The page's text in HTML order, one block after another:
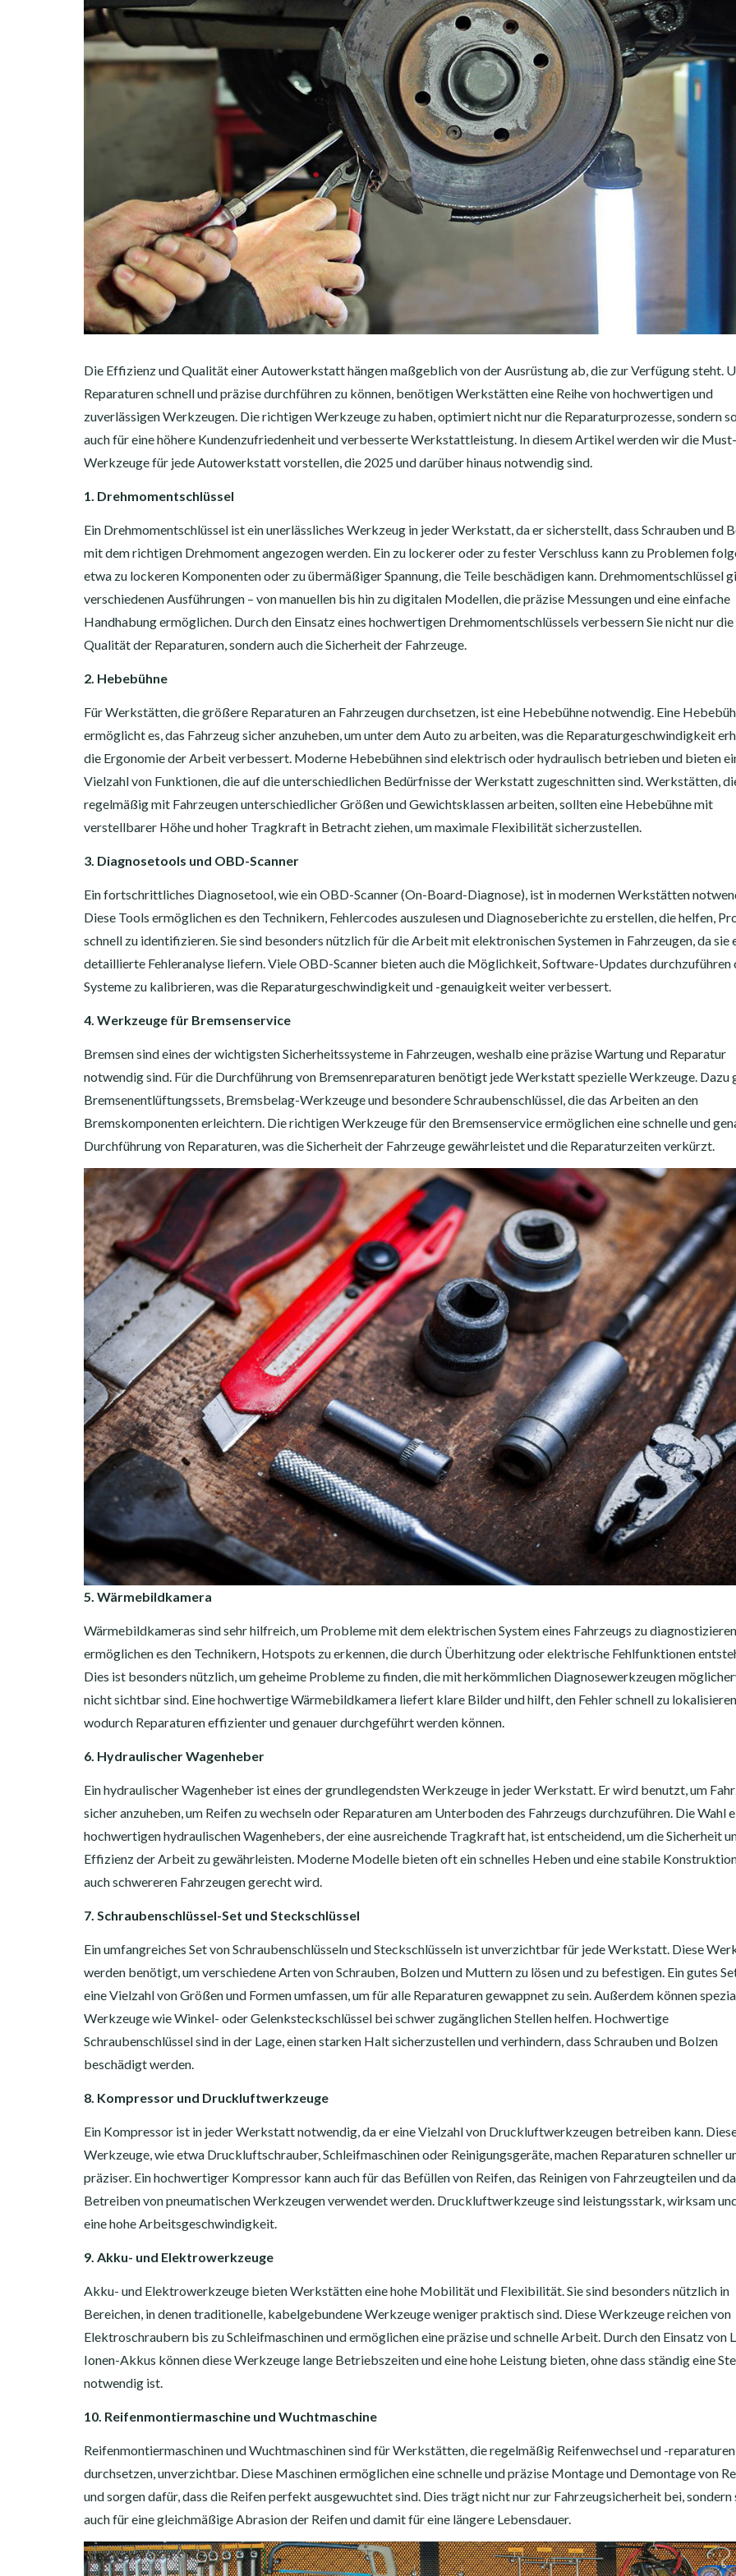
Die Effizienz und Qualität einer Autowerkstatt hängen maßgeblich von der Ausrüstung ab, die zur Verfügung steht.
Reparaturen schnell und präzise durchführen zu können, benötigen Werkstätten eine Reihe von hochwertigen und
zuverlässigen Werkzeugen. Die richtigen Werkzeuge zu haben, optimiert nicht nur die Reparaturprozesse, sondern
auch für eine höhere Kundenzufriedenheit und verbesserte Werkstattleistung. In diesem Artikel werden wir die
Werkzeuge für jede Autowerkstatt vorstellen, die 2025 und darüber hinaus notwendig sind.
1. Drehmomentschlüssel
Ein Drehmomentschlüssel ist ein unerlässliches Werkzeug in jeder Werkstatt, da er sicherstellt, dass Schrauben und
mit dem richtigen Drehmoment angezogen werden. Ein zu lockerer oder zu fester Verschluss kann zu Problemen
etwa zu lockeren Komponenten oder zu übermäßiger Spannung, die Teile beschädigen kann. Drehmomentschlüssel
verschiedenen Ausführungen – von manuellen bis hin zu digitalen Modellen, die präzise Messungen und eine einfache
Handhabung ermöglichen. Durch den Einsatz eines hochwertigen Drehmomentschlüssels verbessern Sie nicht nur die
Qualität der Reparaturen, sondern auch die Sicherheit der Fahrzeuge.
2. Hebebühne
Für Werkstätten, die größere Reparaturen an Fahrzeugen durchsetzen, ist eine Hebebühne notwendig. Eine
ermöglicht es, das Fahrzeug sicher anzuheben, um unter dem Auto zu arbeiten, was die Reparaturgeschwindigkeit
die Ergonomie der Arbeit verbessert. Moderne Hebebühnen sind elektrisch oder hydraulisch betrieben und bieten
Vielzahl von Funktionen, die auf die unterschiedlichen Bedürfnisse der Werkstatt zugeschnitten sind. Werkstätten,
regelmäßig mit Fahrzeugen unterschiedlicher Größen und Gewichtsklassen arbeiten, sollten eine Hebebühne mit
verstellbarer Höhe und hoher Tragkraft in Betracht ziehen, um maximale Flexibilität sicherzustellen.
3. Diagnosetools und OBD-Scanner
Ein fortschrittliches Diagnosetool, wie ein OBD-Scanner (On-Board-Diagnose), ist in modernen Werkstätten
Diese Tools ermöglichen es den Technikern, Fehlercodes auszulesen und Diagnoseberichte zu erstellen, die helfen,
schnell zu identifizieren. Sie sind besonders nützlich für die Arbeit mit elektronischen Systemen in Fahrzeugen, da sie
detaillierte Fehleranalyse liefern. Viele OBD-Scanner bieten auch die Möglichkeit, Software-Updates durchzuführen
Systeme zu kalibrieren, was die Reparaturgeschwindigkeit und -genauigkeit weiter verbessert.
4. Werkzeuge für Bremsenservice
Bremsen sind eines der wichtigsten Sicherheitssysteme in Fahrzeugen, weshalb eine präzise Wartung und Reparatur
notwendig sind. Für die Durchführung von Bremsenreparaturen benötigt jede Werkstatt spezielle Werkzeuge. Dazu
Bremsenentlüftungssets, Bremsbelag-Werkzeuge und besondere Schraubenschlüssel, die das Arbeiten an den
Bremskomponenten erleichtern. Die richtigen Werkzeuge für den Bremsenservice ermöglichen eine schnelle und
Durchführung von Reparaturen, was die Sicherheit der Fahrzeuge gewährleistet und die Reparaturzeiten verkürzt.
5. Wärmebildkamera
Wärmebildkameras sind sehr hilfreich, um Probleme mit dem elektrischen System eines Fahrzeugs zu
ermöglichen es den Technikern, Hotspots zu erkennen, die durch Überhitzung oder elektrische Fehlfunktionen
Dies ist besonders nützlich, um geheime Probleme zu finden, die mit herkömmlichen Diagnosewerkzeugen
nicht sichtbar sind. Eine hochwertige Wärmebildkamera liefert klare Bilder und hilft, den Fehler schnell zu
wodurch Reparaturen effizienter und genauer durchgeführt werden können.
6. Hydraulischer Wagenheber
Ein hydraulischer Wagenheber ist eines der grundlegendsten Werkzeuge in jeder Werkstatt. Er wird benutzt, um
sicher anzuheben, um Reifen zu wechseln oder Reparaturen am Unterboden des Fahrzeugs durchzuführen. Die Wahl
hochwertigen hydraulischen Wagenhebers, der eine ausreichende Tragkraft hat, ist entscheidend, um die Sicherheit
Effizienz der Arbeit zu gewährleisten. Moderne Modelle bieten oft ein schnelles Heben und eine stabile
auch schwereren Fahrzeugen gerecht wird.
7. Schraubenschlüssel-Set und Steckschlüssel
Ein umfangreiches Set von Schraubenschlüsseln und Steckschlüsseln ist unverzichtbar für jede Werkstatt. Diese
werden benötigt, um verschiedene Arten von Schrauben, Bolzen und Muttern zu lösen und zu befestigen. Ein gutes
eine Vielzahl von Größen und Formen umfassen, um für alle Reparaturen gewappnet zu sein. Außerdem können
Werkzeuge wie Winkel- oder Gelenksteckschlüssel bei schwer zugänglichen Stellen helfen. Hochwertige
Schraubenschlüssel sind in der Lage, einen starken Halt sicherzustellen und verhindern, dass Schrauben und Bolzen
beschädigt werden.
8. Kompressor und Druckluftwerkzeuge
Ein Kompressor ist in jeder Werkstatt notwendig, da er eine Vielzahl von Druckluftwerkzeugen betreiben kann.
Werkzeuge, wie etwa Druckluftschrauber, Schleifmaschinen oder Reinigungsgeräte, machen Reparaturen schneller
präziser. Ein hochwertiger Kompressor kann auch für das Befüllen von Reifen, das Reinigen von Fahrzeugteilen und
Betreiben von pneumatischen Werkzeugen verwendet werden. Druckluftwerkzeuge sind leistungsstark, wirksam
eine hohe Arbeitsgeschwindigkeit.
9. Akku- und Elektrowerkzeuge
Akku- und Elektrowerkzeuge bieten Werkstätten eine hohe Mobilität und Flexibilität. Sie sind besonders nützlich in
Bereichen, in denen traditionelle, kabelgebundene Werkzeuge weniger praktisch sind. Diese Werkzeuge reichen von
Elektroschraubern bis zu Schleifmaschinen und ermöglichen eine präzise und schnelle Arbeit. Durch den Einsatz von
Ionen-Akkus können diese Werkzeuge lange Betriebszeiten und eine hohe Leistung bieten, ohne dass ständig eine
notwendig ist.
10. Reifenmontiermaschine und Wuchtmaschine
Reifenmontiermaschinen und Wuchtmaschinen sind für Werkstätten, die regelmäßig Reifenwechsel und -reparaturen
durchsetzen, unverzichtbar. Diese Maschinen ermöglichen eine schnelle und präzise Montage und Demontage von
und sorgen dafür, dass die Reifen perfekt ausgewuchtet sind. Dies trägt nicht nur zur Fahrzeugsicherheit bei,
auch für eine gleichmäßige Abrasion der Reifen und damit für eine längere Lebensdauer.